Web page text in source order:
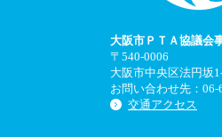
大阪市ＰＴＡ協議会
〒540-0006
大阪市中央区法円坂
お問い合わせ先：06-
交通アクセス